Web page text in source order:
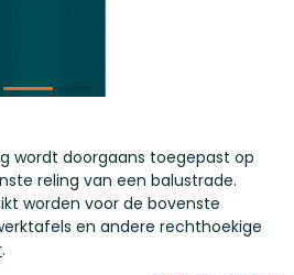
wordt doorgaans toegepast op
reling van een balustrade.
worden voor de bovenste
en andere rechthoekige
.